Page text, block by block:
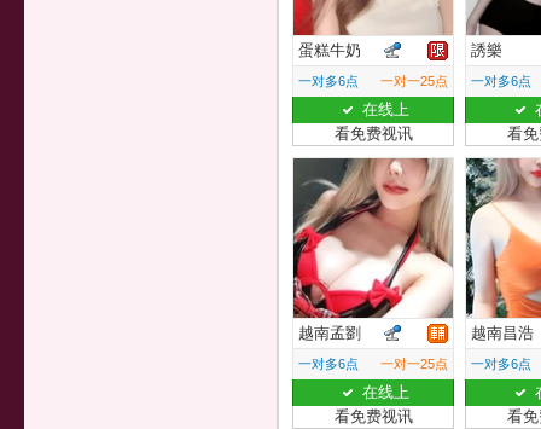
蛋糕牛奶
一对多6点 一对一25点
在线上
看免费视讯
誘樂
一对多6点
看
越南孟劉
一对多6点 一对一25点
在线上
看免费视讯
越南昌浩
一对多6点
看